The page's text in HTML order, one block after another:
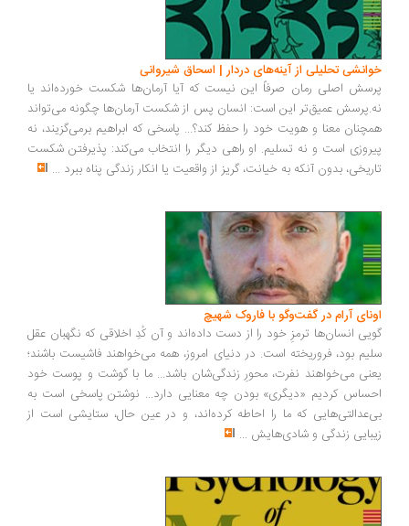
تحلیلی از آینه‌های دردار | اسحاق شیروانی
اصلی رمان صرفاً این نیست که آیا آرمان‌ها شکست خورده‌اند یا
عمیق‌تر این است: انسان پس از شکست آرمان‌ها چگونه می‌تواند
معنا و هویت خود را حفظ کند؟... پاسخی که ابراهیم برمی‌گزیند، نه
است و نه تسلیم. او راهی دیگر را انتخاب می‌کند: پذیرفتن شکست
بدون آنکه به خیانت، گریز از واقعیت یا انکار زندگی پناه ببرد...
آرام در گفت‌وگو با فاروک شهیچ‭
انسان‌ها ترمزِ خود را از دست داده‌اند و آن کُدِ اخلاقی که نگهبان عقل
بود، فروریخته است. در دنیای امروز، همه می‌خواهند فاشیست باشند؛
می‌خواهند نفرت، محورِ زندگی‌شان باشد... ما با گوشت و پوست خود
کردیم «دیگری» بودن چه معنایی دارد... نوشتن پاسخی است به
که ما را احاطه کرده‌اند، و در عین حال، ستایشی است از
زندگی و شادی‌هایش...